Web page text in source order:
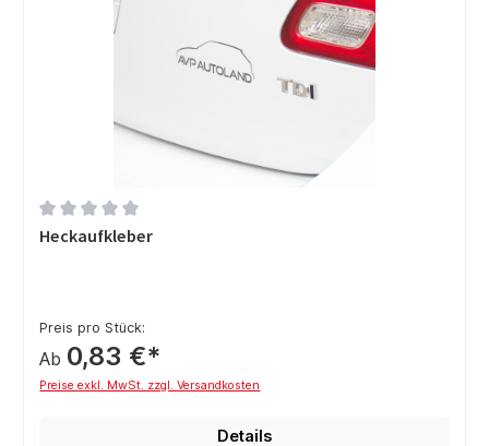
Durchschnittliche Bewertung von 0 von 5 Sternen
Heckaufkleber
Preis pro Stück:
Ab 0,83 €*
Preise exkl. MwSt. zzgl. Versandkosten
Details